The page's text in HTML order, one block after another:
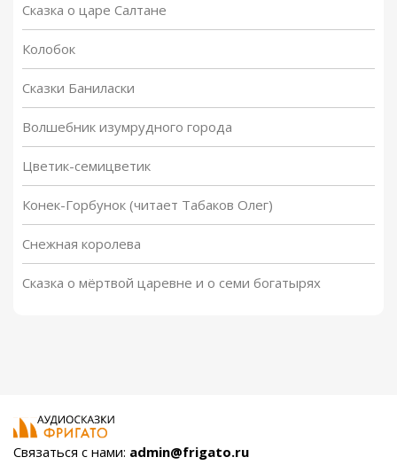
Сказка о царе Салтане
Колобок
Сказки Баниласки
Волшебник изумрудного города
Цветик-семицветик
Конек-Горбунок (читает Табаков Олег)
Снежная королева
Сказка о мёртвой царевне и о семи богатырях
Связаться с нами: admin@frigato.ru